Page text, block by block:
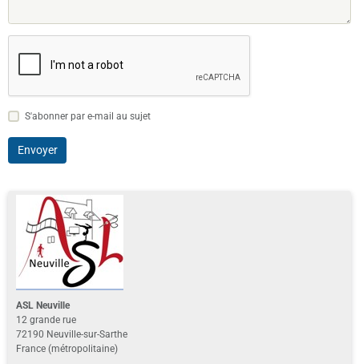
S'abonner par e-mail au sujet
Envoyer
ASL Neuville
12 grande rue
72190 Neuville-sur-Sarthe
France (métropolitaine)